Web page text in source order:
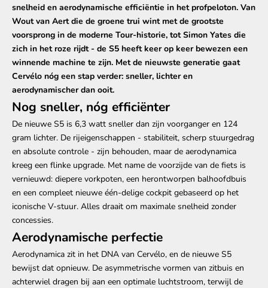
snelheid en aerodynamische efficiëntie in het profpeloton. Van
Wout van Aert die de groene trui wint met de grootste
voorsprong in de moderne Tour-historie, tot Simon Yates die
zich in het roze rijdt - de S5 heeft keer op keer bewezen een
winnende machine te zijn. Met de nieuwste generatie gaat
Cervélo nóg een stap verder: sneller, lichter en
aerodynamischer dan ooit.
Nog sneller, nóg efficiënter
De nieuwe S5 is 6,3 watt sneller dan zijn voorganger en 124
gram lichter. De rijeigenschappen - stabiliteit, scherp stuurgedrag
en absolute controle - zijn behouden, maar de aerodynamica
kreeg een flinke upgrade. Met name de voorzijde van de fiets is
vernieuwd: diepere vorkpoten, een herontworpen balhoofdbuis
en een compleet nieuwe één-delige cockpit gebaseerd op het
iconische V-stuur. Alles draait om maximale snelheid zonder
concessies.
Aerodynamische perfectie
Aerodynamica zit in het DNA van Cervélo, en de nieuwe S5
bewijst dat opnieuw. De asymmetrische vormen van zitbuis en
achterwiel dragen bij aan een optimale luchtstroom, terwijl de